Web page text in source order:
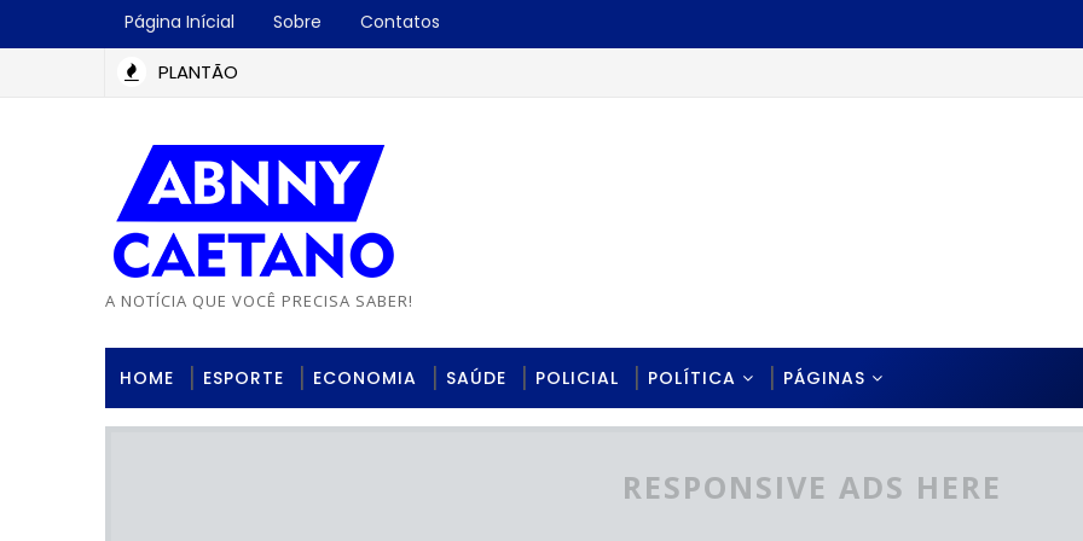
Página Inícial Sobre Contatos
PLANTÃO
A NOTÍCIA QUE VOCÊ PRECISA SABER!
HOME ESPORTE ECONOMIA SAÚDE POLICIAL POLÍTICA PÁGINAS
RESPONSIVE ADS HERE